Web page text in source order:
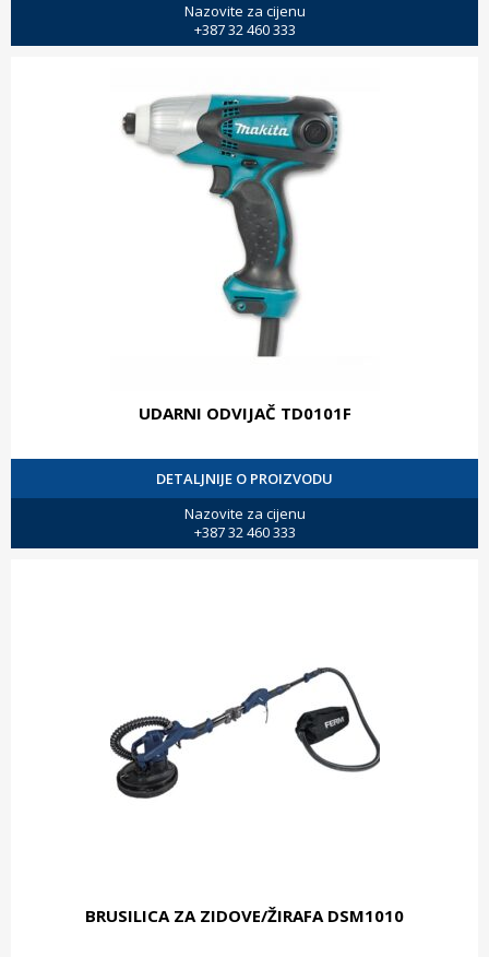
Nazovite za cijenu
+387 32 460 333
UDARNI ODVIJAČ TD0101F
DETALJNIJE O PROIZVODU
Nazovite za cijenu
+387 32 460 333
BRUSILICA ZA ZIDOVE/ŽIRAFA DSM1010